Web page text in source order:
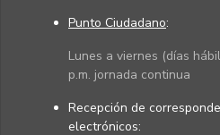
Punto Ciudadano:
Lunes a viernes (días
p.m. jornada continua
Recepción de
electrónicos: